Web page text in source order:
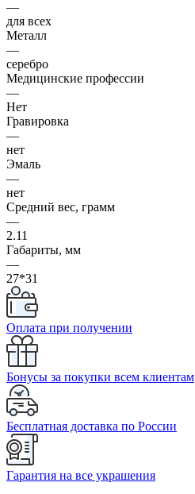
—
для всех
Металл
—
серебро
Медицинские профессии
—
Нет
Гравировка
—
нет
Эмаль
—
нет
Средний вес, грамм
—
2.11
Габариты, мм
—
27*31
Оплата при получении
Бонусы за покупки всем клиентам
Бесплатная доставка по России
Гарантия на все украшения